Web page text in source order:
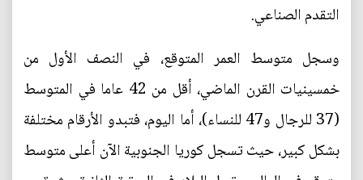
التقدم الصناعي.
وسجل متوسط العمر المتوقع، في النصف الأول من
خمسينيات القرن الماضي، أقل من 42 عاما في المتوسط
(37 للرجال و47 للنساء)، أما اليوم، فتبدو الأرقام مختلفة
بشكل كبير، حيث تسجل كوريا الجنوبية الآن أعلى متوسط